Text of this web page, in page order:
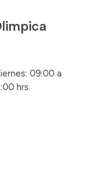
09:00 a
hrs